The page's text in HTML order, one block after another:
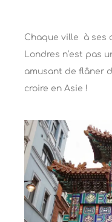
Chaque ville à ses
Londres n’est pas
amusant de flâner
croire en Asie !